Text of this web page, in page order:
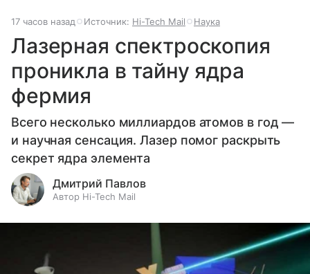
17 часов назад Источник: Hi-Tech Mail Наука
Лазерная спектроскопия
проникла в тайну ядра
фермия
Всего несколько миллиардов атомов в год —
и научная сенсация. Лазер помог раскрыть
секрет ядра элемента
Дмитрий Павлов
Автор Hi-Tech Mail